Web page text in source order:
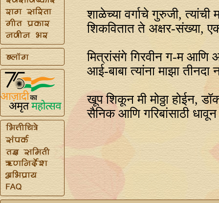
शाळेच्या वर्गाचे गुरुजी, त्यांची
शिकवितात ते अक्षर-संख्या,
मित्रांसंगे गिरवीन ग-म आणि
आई-बाबा त्यांना माझा तीनदा
खूप शिकून मी मोठ्ठा होईन,
सैनिक आणि गरिबांसाठी धावून